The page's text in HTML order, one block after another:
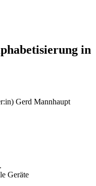
in
Gerd Mannhaupt
Geräte